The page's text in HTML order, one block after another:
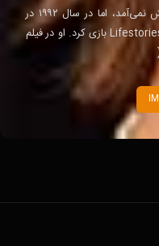
McBeal (۱۹۹۷) خیلی از تلویزیون خوشش نمی‌آمد، اما در سال ۱۹۹۲ در
یک اپیزود از سریال Lifestories: Families in Crisis بازی کرد. او در فیلم